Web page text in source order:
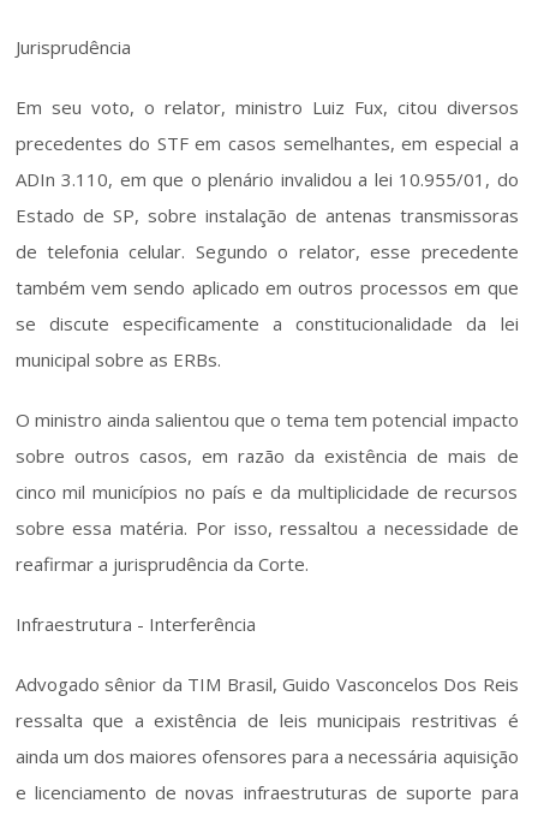
Jurisprudência
Em seu voto, o relator, ministro Luiz Fux, citou diversos
precedentes do STF em casos semelhantes, em especial a
ADIn 3.110, em que o plenário invalidou a lei 10.955/01, do
Estado de SP, sobre instalação de antenas transmissoras
de telefonia celular. Segundo o relator, esse precedente
também vem sendo aplicado em outros processos em que
se discute especificamente a constitucionalidade da lei
municipal sobre as ERBs.
O ministro ainda salientou que o tema tem potencial impacto
sobre outros casos, em razão da existência de mais de
cinco mil municípios no país e da multiplicidade de recursos
sobre essa matéria. Por isso, ressaltou a necessidade de
reafirmar a jurisprudência da Corte.
Infraestrutura - Interferência
Advogado sênior da TIM Brasil, Guido Vasconcelos Dos Reis
ressalta que a existência de leis municipais restritivas é
ainda um dos maiores ofensores para a necessária aquisição
e licenciamento de novas infraestruturas de suporte para